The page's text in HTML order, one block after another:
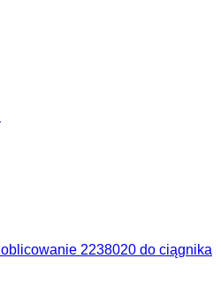
oblicowanie 2238020 do ciągnika